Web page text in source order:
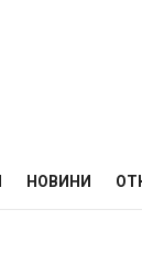
НОВИНИ